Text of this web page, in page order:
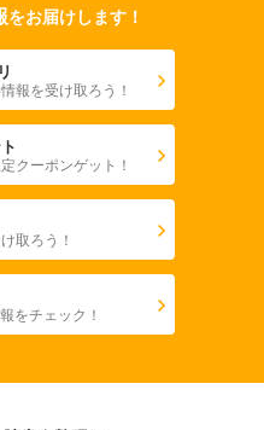
をお届けします！
報を受け取ろう！
クーポンゲット！
取ろう！
をチェック！